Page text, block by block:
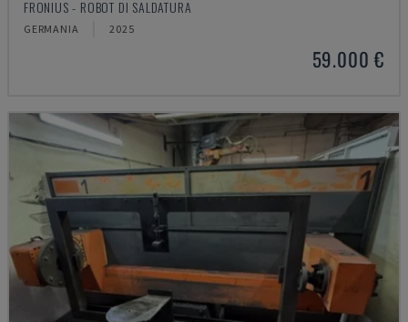
FRONIUS - ROBOT DI SALDATURA
GERMANIA 2025
59.000 €